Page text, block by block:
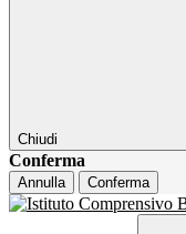
Chiudi
Conferma
Annulla Conferma